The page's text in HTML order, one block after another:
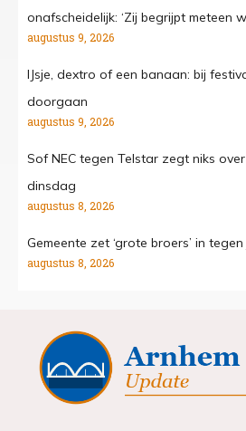
onafscheidelijk: ‘Zij begrijpt meteen
augustus 9, 2026
IJsje, dextro of een banaan: bij
doorgaan
augustus 9, 2026
Sof NEC tegen Telstar zegt niks
dinsdag
augustus 8, 2026
Gemeente zet ‘grote broers’ in
augustus 8, 2026